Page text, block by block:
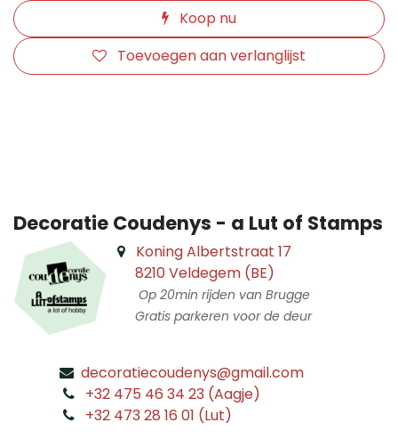
Koop nu
Toevoegen aan verlanglijst
Decoratie Coudenys - a Lut of Stamps
Koning Albertstraat 17
8210 Veldegem (BE)
Op 20min rijden van Brugge
Gratis parkeren voor de deur
decoratiecoudenys@gmail.com
+32 475 46 34 23 (Aagje)
+32 473 28 16 01 (Lut)